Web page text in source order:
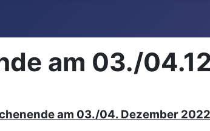
am 03./
am 03./04. Dezember 2022